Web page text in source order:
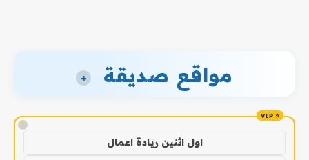
مواقع صديقة +
!
اول اثنين ريادة اعمال